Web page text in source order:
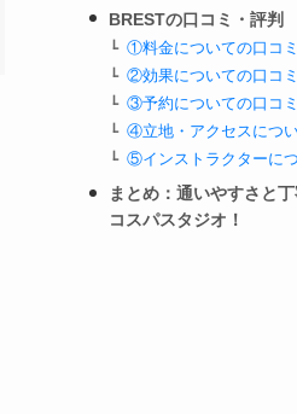
BRESTの口コミ・評判
①料金についての口コ
②効果についての口コ
③予約についての口コ
④立地・アクセスにつ
⑤インストラクターに
まとめ：通いやすさと
コスパスタジオ！